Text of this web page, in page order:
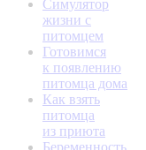
Симулятор
жизни с
питомцем
Готовимся
к появлению
питомца дома
Как взять
питомца
из приюта
Беременность